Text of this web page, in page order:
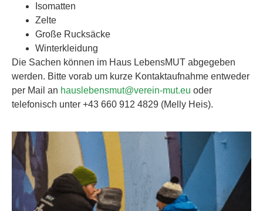
Isomatten
Zelte
Große Rucksäcke
Winterkleidung
Die Sachen können im Haus LebensMUT abgegeben
werden. Bitte vorab um kurze Kontaktaufnahme entweder
per Mail an hauslebensmut@verein-mut.eu oder
telefonisch unter +43 660 912 4829 (Melly Heis).